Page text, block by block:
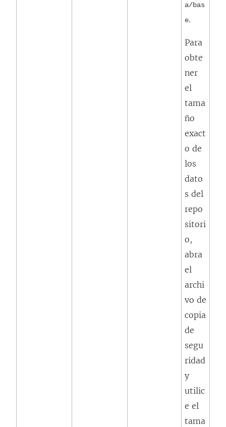
a/bas
e.
Para
obte
ner
el
tama
ño
exact
o de
los
dato
s del
repo
sitori
o,
abra
el
archi
vo de
copia
de
segu
ridad
y
utilic
e el
tama